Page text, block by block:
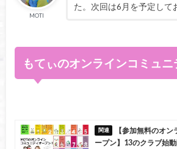
MOTI
た。次回は6月を予定して
もてぃのオンラインコミュニ
【参加無料のオ
ープン】13のクラブ始